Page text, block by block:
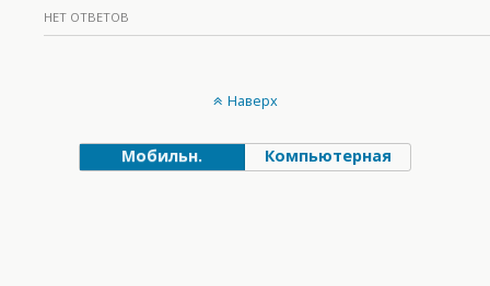
НЕТ ОТВЕТОВ
Наверх
Мобильн. Компьютерная